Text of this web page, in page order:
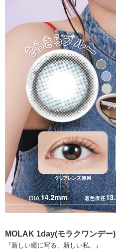
MOLAK 1day(モラクワンデー)
『新しい瞳に写る、新しい私。』